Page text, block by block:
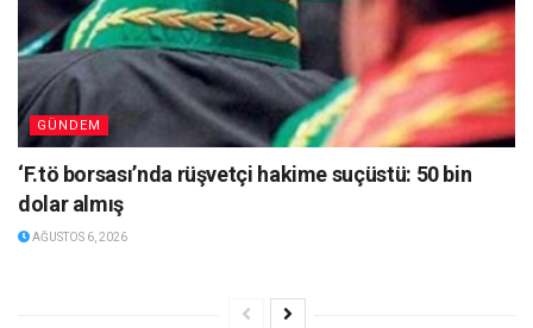
GÜNDEM
‘F.tö borsası’nda rüşvetçi hakime suçüstü: 50 bin
dolar almış
AĞUSTOS 6, 2026